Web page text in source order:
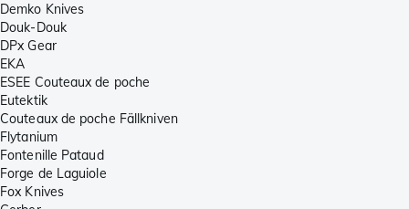
Demko Knives
Douk-Douk
DPx Gear
EKA
ESEE Couteaux de poche
Eutektik
Couteaux de poche Fällkniven
Flytanium
Fontenille Pataud
Forge de Laguiole
Fox Knives